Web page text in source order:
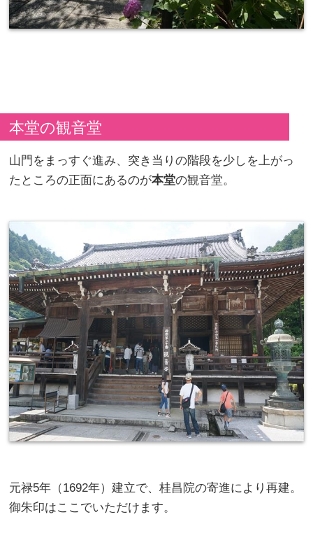
本堂の観音堂
山門をまっすぐ進み、突き当りの階段を少しを上がっ
たところの正面にあるのが本堂の観音堂。
元禄5年（1692年）建立で、桂昌院の寄進により再建。
御朱印はここでいただけます。